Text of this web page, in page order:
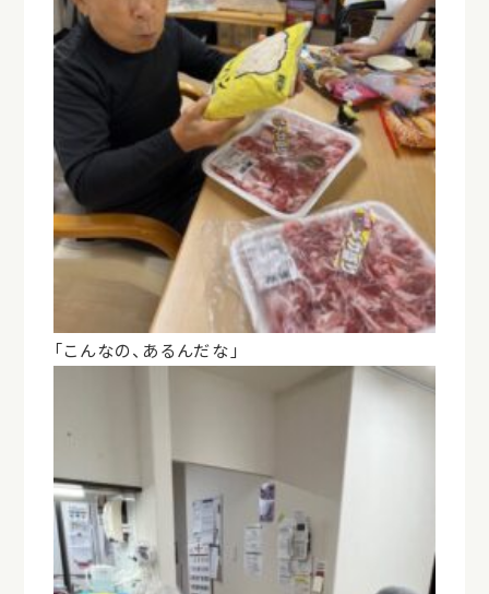
「こんなの、あるんだな」